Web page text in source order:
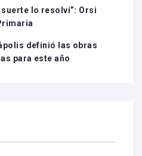
suerte lo resolví”: Orsi
definió las obras
para este año